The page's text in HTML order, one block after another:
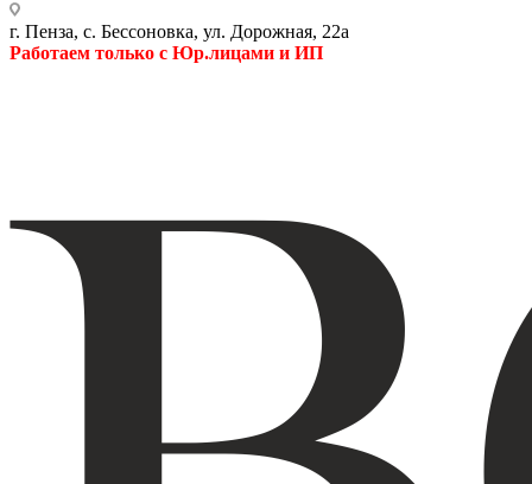
г. Пенза, с. Бессоновка, ул. Дорожная, 22а
Работаем только с Юр.лицами и ИП